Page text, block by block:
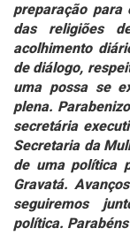
preparação para
das religiões
acolhimento
de diálogo,
uma possa se
plena.
secretária
Secretaria da
de uma política
Gravatá.
seguiremos
política.